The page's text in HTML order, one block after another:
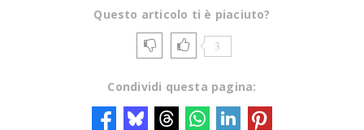
Questo articolo ti è piaciuto?
3
Condividi questa pagina: